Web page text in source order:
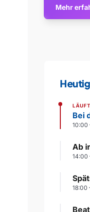
Mehr
Bei
10:00
Ab
14:00